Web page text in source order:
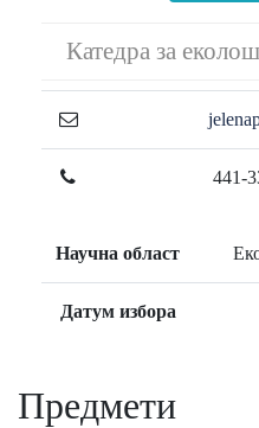
Катедра за
441-
Научна област
Датум избора
Предмети